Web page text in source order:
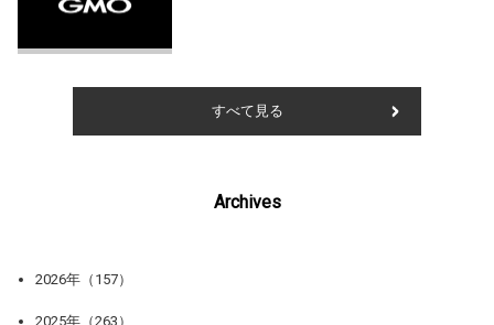
すべて見る
Archives
2026年（157）
2025年（263）